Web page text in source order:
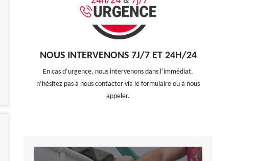
NOUS INTERVENONS 7J/7 ET 24H/24
En cas d’urgence, nous intervenons dans l’immédiat,
n’hésitez pas à nous contacter via le formulaire ou à nous
appeler.